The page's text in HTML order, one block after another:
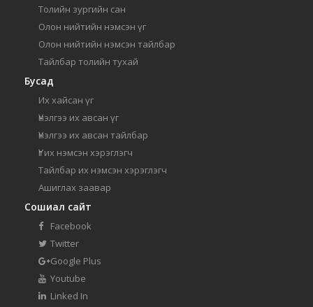
Толийн зургийн сан
Олон нийтийн нэмсэн үг
Олон нийтийн нэмсэн тайлбар
Тайлбар толийн тухай
Бусад
Их хайсан үг
Үнэлгээ их авсан үг
Үнэлгээ их авсан тайлбар
Үг их нэмсэн хэрэглэгч
Тайлбар их нэмсэн хэрэглэгч
Ашиглах заавар
Сошиал сайт
Facebook
Twitter
Google Plus
Youtube
Linked In